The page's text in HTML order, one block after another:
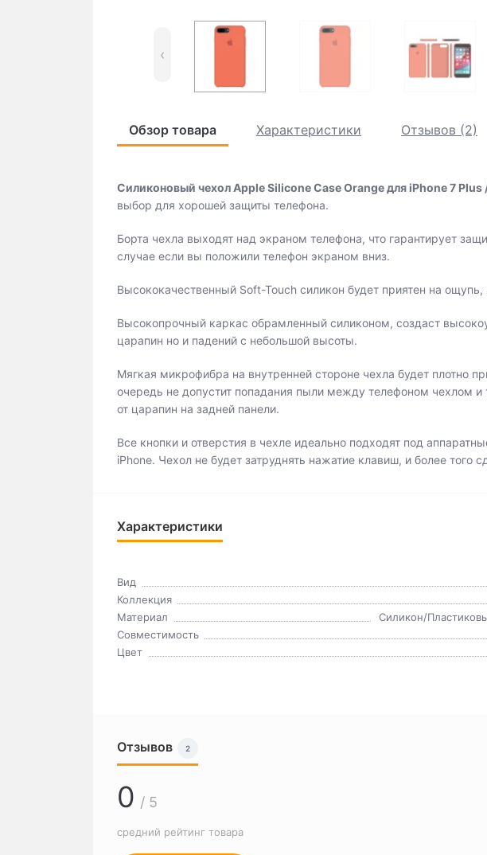
‹
Обзор товара Характеристики Отзывов (2)
Силиконовый чехол Apple Silicone Case Orange для iPhone 7 Plus
выбор для хорошей защиты телефона.
Борта чехла выходят над экраном телефона, что гарантирует
случае если вы положили телефон экраном вниз.
Высококачественный Soft-Touch силикон будет приятен на ощупь,
Высокопрочный каркас обрамленный силиконом, создаст
царапин но и падений с небольшой высоты.
Мягкая микрофибра на внутренней стороне чехла будет плотно
очередь не допустит попадания пыли между телефоном чехлом
от царапин на задней панели.
Все кнопки и отверстия в чехле идеально подходят под
iPhone. Чехол не будет затруднять нажатие клавиш, и более того
Характеристики
Вид
Коллекция
Материал
Силикон/
Совместимость
Цвет
Отзывов 2
0 / 5
средний рейтинг товара